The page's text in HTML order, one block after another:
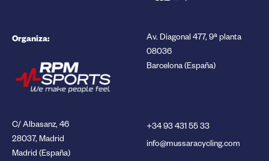
Organiza:
Av. Diagonal 477, 9ª planta
08036
Barcelona (España)
C/ Albasanz, 46
28037, Madrid
Madrid (España)
+34 93 431 55 33
info@mussaracycling.com